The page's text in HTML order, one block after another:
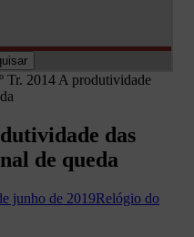
Tr. 2014 A produtividade
das
de queda
junho de 2019Relógio do